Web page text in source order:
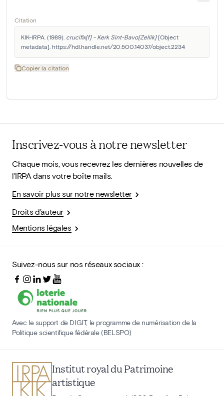
Citation
KIK-IRPA. (1989). crucifix[f] - Kerk Sint-Bavo[Zellik] [Object
metadata]. https://hdl.handle.net/20.500.14037/object.2234
Copier la citation
Inscrivez-vous à notre newsletter
Chaque mois, vous recevrez les dernières nouvelles de
l'IRPA dans votre boîte mails.
En savoir plus sur notre newsletter
Droits d'auteur
Mentions légales
Suivez-nous sur nos réseaux sociaux :
Avec le support de DIGIT, le programme de numérisation de la
Politique scientifique fédérale (BELSPO)
Institut royal du Patrimoine
artistique